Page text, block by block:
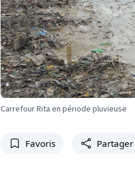
Carrefour Rita en période pluvieuse
Favoris Partager